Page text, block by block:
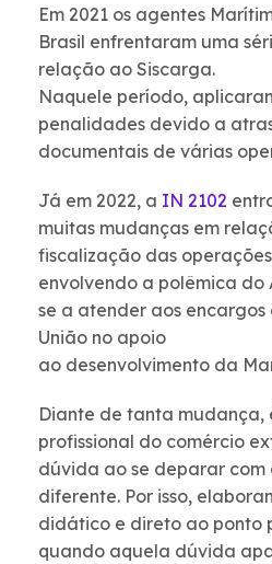
Em 2021 os agentes
Brasil enfrentaram uma
relação ao Siscarga.
Naquele período,
penalidades devido a
documentais de várias
Já em 2022, a IN 2102
muitas mudanças em
fiscalização das
envolvendo a polêmica do
se a atender aos
União no apoio
ao desenvolvimento da
Diante de tanta mudança,
profissional do comércio
dúvida ao se deparar
diferente. Por isso,
didático e direto ao ponto
quando aquela dúvida